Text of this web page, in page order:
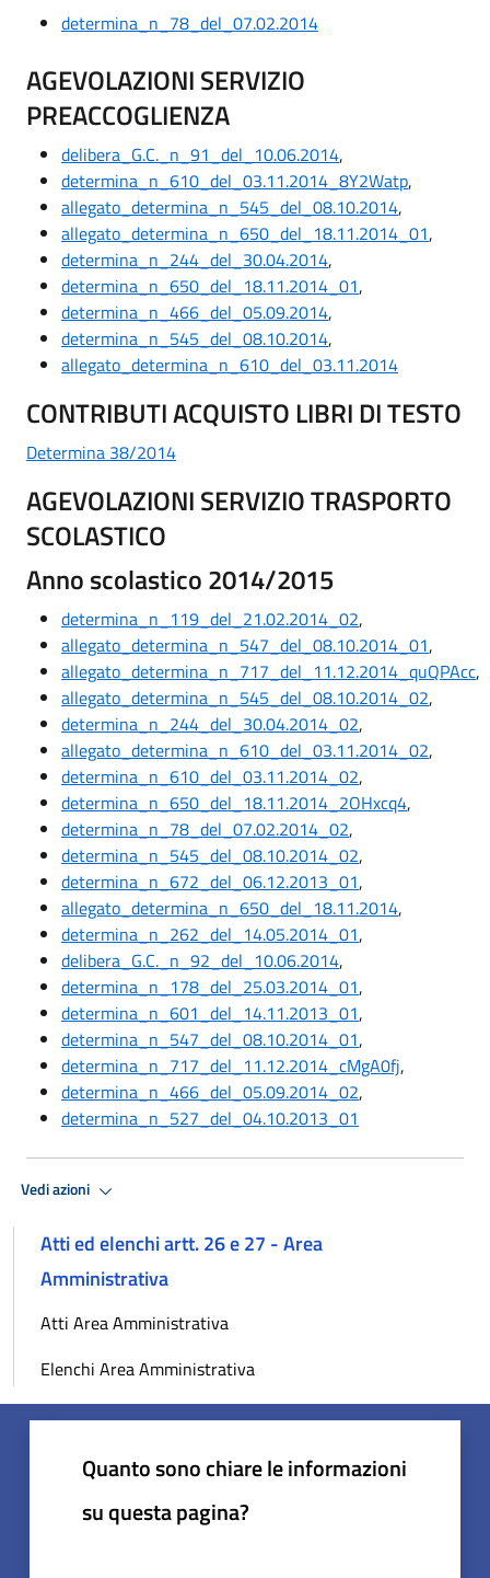
determina_n_78_del_07.02.2014
AGEVOLAZIONI SERVIZIO
PREACCOGLIENZA
delibera_G.C._n_91_del_10.06.2014,
determina_n_610_del_03.11.2014_8Y2Watp,
allegato_determina_n_545_del_08.10.2014,
allegato_determina_n_650_del_18.11.2014_01,
determina_n_244_del_30.04.2014,
determina_n_650_del_18.11.2014_01,
determina_n_466_del_05.09.2014,
determina_n_545_del_08.10.2014,
allegato_determina_n_610_del_03.11.2014
CONTRIBUTI ACQUISTO LIBRI DI TESTO
Determina 38/2014
AGEVOLAZIONI SERVIZIO TRASPORTO
SCOLASTICO
Anno scolastico 2014/2015
determina_n_119_del_21.02.2014_02,
allegato_determina_n_547_del_08.10.2014_01,
allegato_determina_n_717_del_11.12.2014_quQPAcc,
allegato_determina_n_545_del_08.10.2014_02,
determina_n_244_del_30.04.2014_02,
allegato_determina_n_610_del_03.11.2014_02,
determina_n_610_del_03.11.2014_02,
determina_n_650_del_18.11.2014_2OHxcq4,
determina_n_78_del_07.02.2014_02,
determina_n_545_del_08.10.2014_02,
determina_n_672_del_06.12.2013_01,
allegato_determina_n_650_del_18.11.2014,
determina_n_262_del_14.05.2014_01,
delibera_G.C._n_92_del_10.06.2014,
determina_n_178_del_25.03.2014_01,
determina_n_601_del_14.11.2013_01,
determina_n_547_del_08.10.2014_01,
determina_n_717_del_11.12.2014_cMgA0fj,
determina_n_466_del_05.09.2014_02,
determina_n_527_del_04.10.2013_01
Vedi azioni
Atti ed elenchi artt. 26 e 27 - Area
Amministrativa
Atti Area Amministrativa
Elenchi Area Amministrativa
Quanto sono chiare le informazioni
su questa pagina?